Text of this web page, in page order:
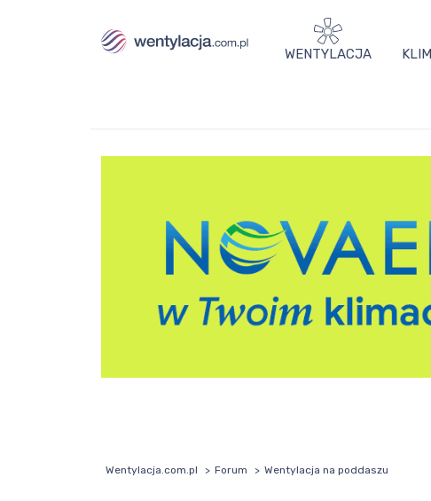
WENTYLACJA
Wentylacja.com.pl Forum Wentylacja na poddaszu